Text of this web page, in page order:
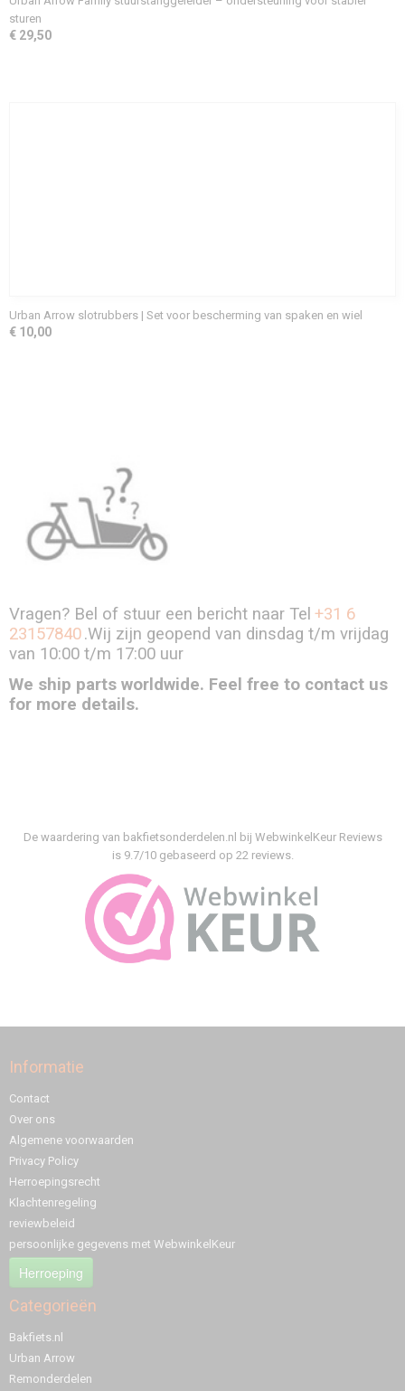
sturen
€ 29,50
Urban Arrow slotrubbers | Set voor bescherming van spaken en wiel
€ 10,00
Vragen? Bel of stuur een bericht naar Tel +31 6
23157840.Wij zijn geopend van dinsdag t/m vrijdag
van 10:00 t/m 17:00 uur
We ship parts worldwide. Feel free to contact us
for more details.
De waardering van bakfietsonderdelen.nl bij WebwinkelKeur Reviews
is 9.7/10 gebaseerd op 22 reviews.
Informatie
Contact
Over ons
Algemene voorwaarden
Privacy Policy
Herroepingsrecht
Klachtenregeling
reviewbeleid
persoonlijke gegevens met WebwinkelKeur
Herroeping
Categorieën
Bakfiets.nl
Urban Arrow
Remonderdelen